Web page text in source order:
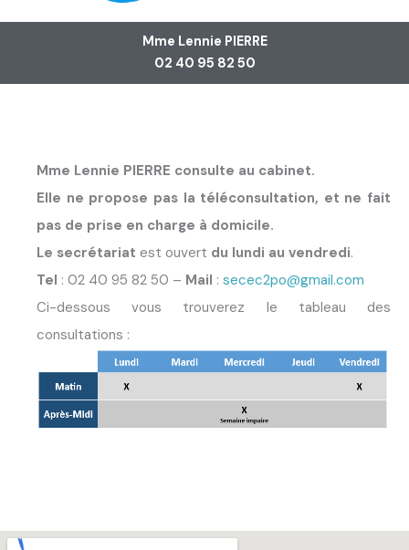
Mme Lennie PIERRE
02 40 95 82 50
Mme Lennie PIERRE consulte au cabinet.
Elle ne propose pas la téléconsultation, et ne fait
pas de prise en charge à domicile.
Le secrétariat est ouvert du lundi au vendredi.
Tel : 02 40 95 82 50 – Mail : secec2po@gmail.com
Ci-dessous vous trouverez le tableau des
consultations :